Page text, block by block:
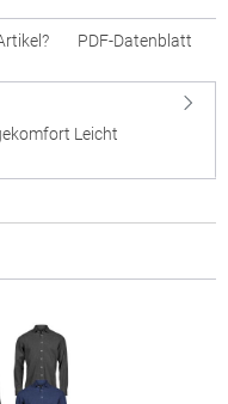
PDF-Datenblatt
Leicht